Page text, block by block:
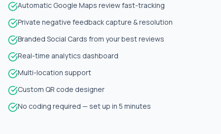
Automatic Google Maps review fast-tracking
Private negative feedback capture & resolution
Branded Social Cards from your best reviews
Real-time analytics dashboard
Multi-location support
Custom QR code designer
No coding required — set up in 5 minutes